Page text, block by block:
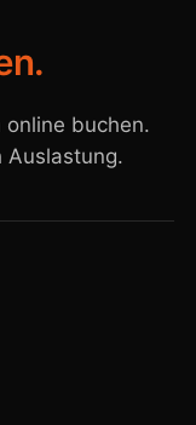
buchen.
Auslastung.